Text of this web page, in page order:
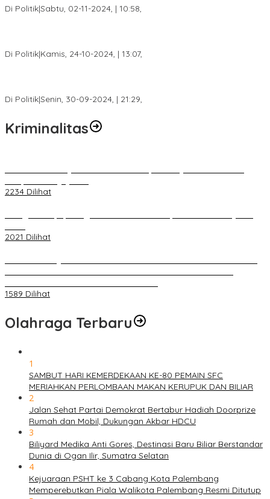
Di Politik|Sabtu, 02-11-2024, | 10:58,
Di Politik|Kamis, 24-10-2024, | 13:07,
Di Politik|Senin, 30-09-2024, | 21:29,
Kriminalitas
2234 Dilihat
2021 Dilihat
1589 Dilihat
Olahraga Terbaru
1
SAMBUT HARI KEMERDEKAAN KE-80 PEMAIN SFC
MERIAHKAN PERLOMBAAN MAKAN KERUPUK DAN BILIAR
2
Jalan Sehat Partai Demokrat Bertabur Hadiah Doorprize
Rumah dan Mobil, Dukungan Akbar HDCU
3
Biliyard Medika Anti Gores, Destinasi Baru Biliar Berstandar
Dunia di Ogan Ilir, Sumatra Selatan
4
Kejuaraan PSHT ke 3 Cabang Kota Palembang
Memperebutkan Piala Walikota Palembang Resmi Ditutup